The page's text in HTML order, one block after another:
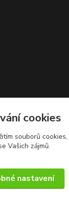
cookies
souborů
Vašich zájmů.
nastavení